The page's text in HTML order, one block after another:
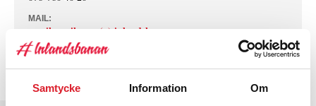
Samtycke Information Om
MAIL:
marika.eriksson (a) inlandsbanan.se
RELATED PAGES